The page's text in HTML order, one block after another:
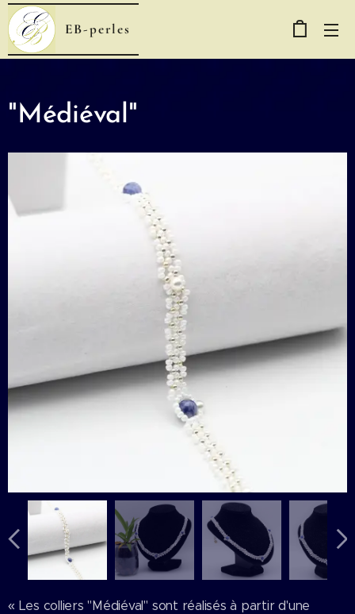
EB-perles
"Médiéval"
« Les colliers "Médiéval" sont réalisés à partir d'une